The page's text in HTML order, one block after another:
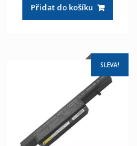
2,107 Kč 1,175 Kč
Přidat do košíku
SLEVA!